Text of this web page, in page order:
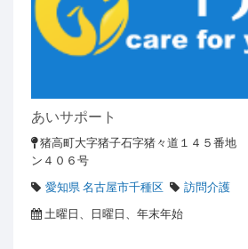
あいサポート
猪高町大字猪子石字猪々道１４５番地
ン４０６号
愛知県 名古屋市千種区
訪問介護
土曜日、日曜日、年末年始